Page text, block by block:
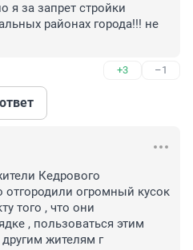
я за запрет стройки
районах города!!! не
+3 –1
Кедрового
огромный кусок
того , что они
, пользоваться этим
жителям г